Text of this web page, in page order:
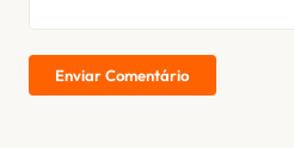
Enviar Comentário